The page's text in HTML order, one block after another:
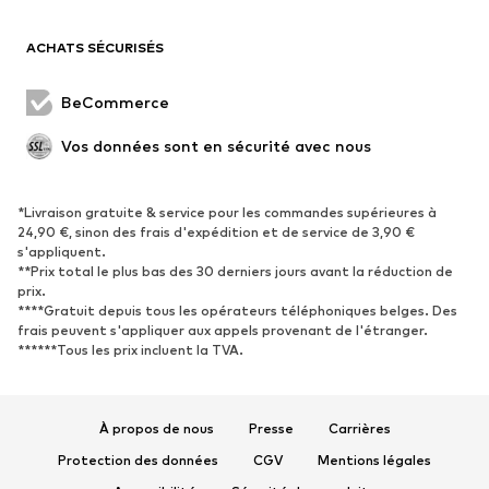
Occasions spéciales
Nouveautés
Tendance
Baskets
Escarpins et talons hauts
Bottes
Sandales
Chaussures basses
Chaussures de sport
SPORT
ACHATS SÉCURISÉS
BeCommerce
Vos données sont en sécurité avec nous
*Livraison gratuite & service pour les commandes supérieures à
24,90 €, sinon des frais d'expédition et de service de 3,90 €
s'appliquent.
**Prix total le plus bas des 30 derniers jours avant la réduction de
prix.
****Gratuit depuis tous les opérateurs téléphoniques belges. Des
frais peuvent s'appliquer aux appels provenant de l'étranger.
******Tous les prix incluent la TVA.
À propos de nous Presse
Carrières
Protection des données
CGV
Mentions légales